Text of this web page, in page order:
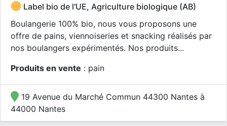
Label bio de l'UE, Agriculture biologique (AB)
Boulangerie 100% bio, nous vous proposons une
offre de pains, viennoiseries et snacking réalisés par
nos boulangers expérimentés. Nos produits...
Produits en vente : pain
19 Avenue du Marché Commun 44300 Nantes à
44000 Nantes